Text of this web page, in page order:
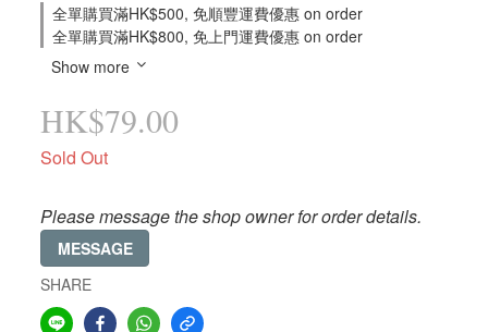
全單購買滿HK$500, 免順豐運費優惠 on order
全單購買滿HK$800, 免上門運費優惠 on order
Show more
HK$79.00
Sold Out
Please message the shop owner for order details.
MESSAGE
SHARE